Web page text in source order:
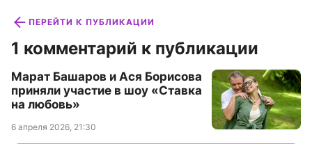
ПЕРЕЙТИ К ПУБЛИКАЦИИ
1 комментарий к публикации
Марат Башаров и Ася Борисова
приняли участие в шоу «Ставка
на любовь»
6 апреля 2026, 21:30